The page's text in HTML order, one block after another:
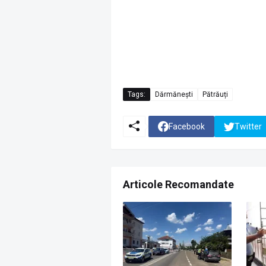
Tags: Dărmănești Pătrăuți
Facebook Twitter
Articole Recomandate